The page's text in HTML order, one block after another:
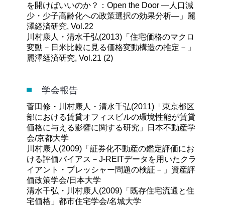
を開けばいいのか？：Open the Door ―人口減
少・少子高齢化への政策選択の効果分析―」麗
澤経済研究, Vol.22
川村康人・清水千弘(2013)「住宅価格のマクロ
変動－日米比較に見る価格変動構造の推定－」
麗澤経済研究, Vol.21 (2)
学会報告
菅田修・川村康人・清水千弘(2011)「東京都区
部における賃貸オフィスビルの環境性能が賃貸
価格に与える影響に関する研究」日本不動産学
会/京都大学
川村康人(2009)「証券化不動産の鑑定評価にお
ける評価バイアス－J-REITデータを用いたクラ
イアント・プレッシャー問題の検証－」資産評
価政策学会/日本大学
清水千弘・川村康人(2009)「既存住宅流通と住
宅価格」都市住宅学会/名城大学